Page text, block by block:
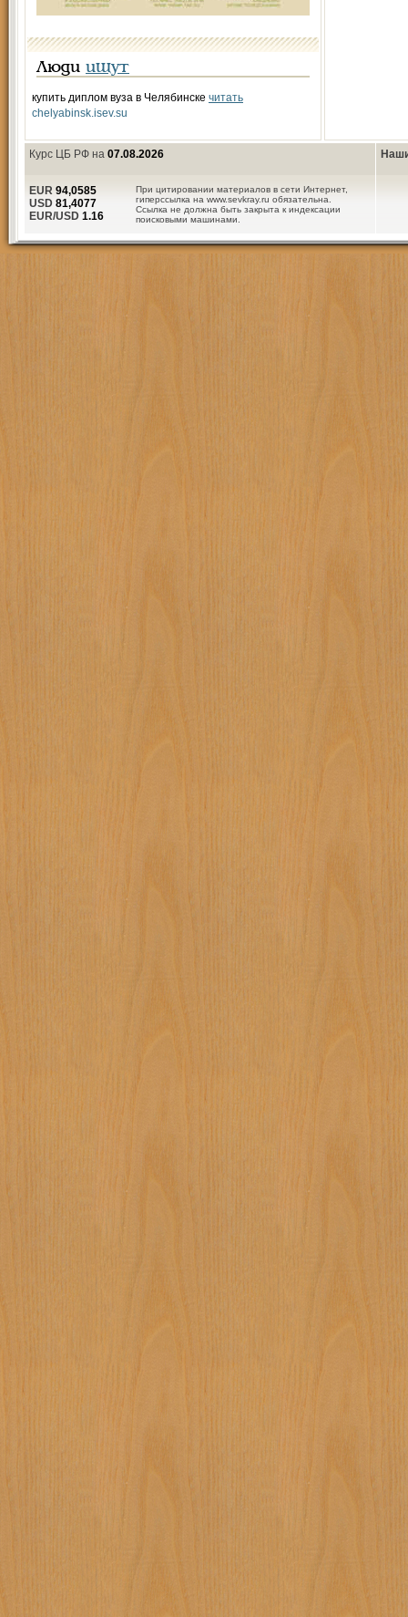
Люди ищут
купить диплом вуза в Челябинске читать
chelyabinsk.isev.su
Курс ЦБ РФ на 07.08.2026
При цитировании материалов в сети Интернет,
гиперссылка на www.sevkray.ru обязательна.
Ссылка не должна быть закрыта к индексации
поисковыми машинами.
EUR 94,0585
USD 81,4077
EUR/USD 1.16